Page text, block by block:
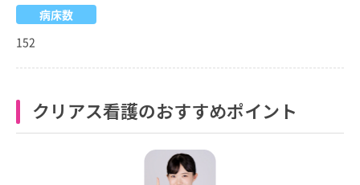
病床数
152
クリアス看護のおすすめポイント